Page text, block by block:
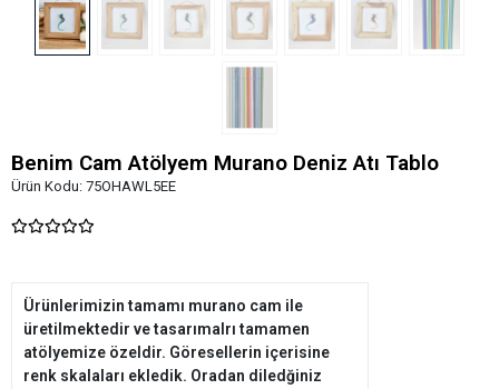
Benim Cam Atölyem Murano Deniz Atı Tablo
Ürün Kodu: 75OHAWL5EE
Ürünlerimizin tamamı murano cam ile
üretilmektedir ve tasarımalrı tamamen
atölyemize özeldir. Göresellerin içerisine
renk skalaları ekledik. Oradan diledğiniz